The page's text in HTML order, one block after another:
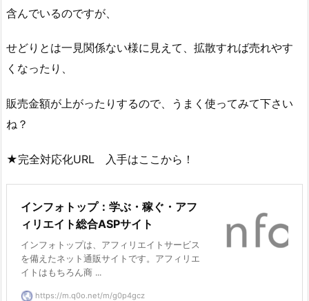
含んでいるのですが、
せどりとは一見関係ない様に見えて、拡散すれば売れやす
くなったり、
販売金額が上がったりするので、うまく使ってみて下さい
ね？
★完全対応化URL 入手はここから！
インフォトップ：学ぶ・稼ぐ・アフ
ィリエイト総合ASPサイト
インフォトップは、アフィリエイトサービス
を備えたネット通販サイトです。アフィリエ
イトはもちろん商 ...
https://m.q0o.net/m/g0p4gcz